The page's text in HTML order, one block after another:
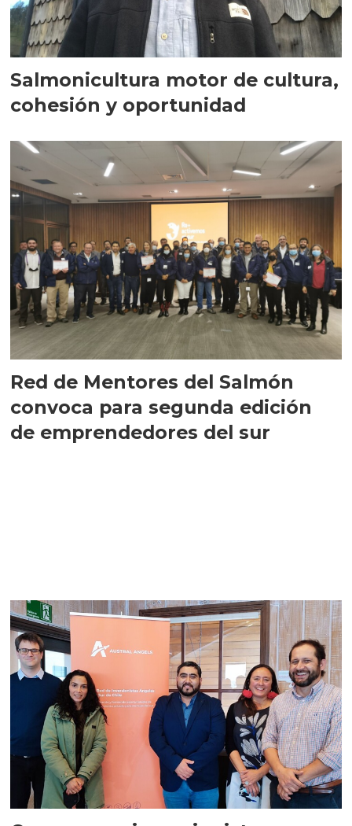
Salmonicultura motor de cultura,
cohesión y oportunidad
Red de Mentores del Salmón
convoca para segunda edición
de emprendedores del sur